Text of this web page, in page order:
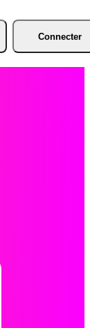
Connecter